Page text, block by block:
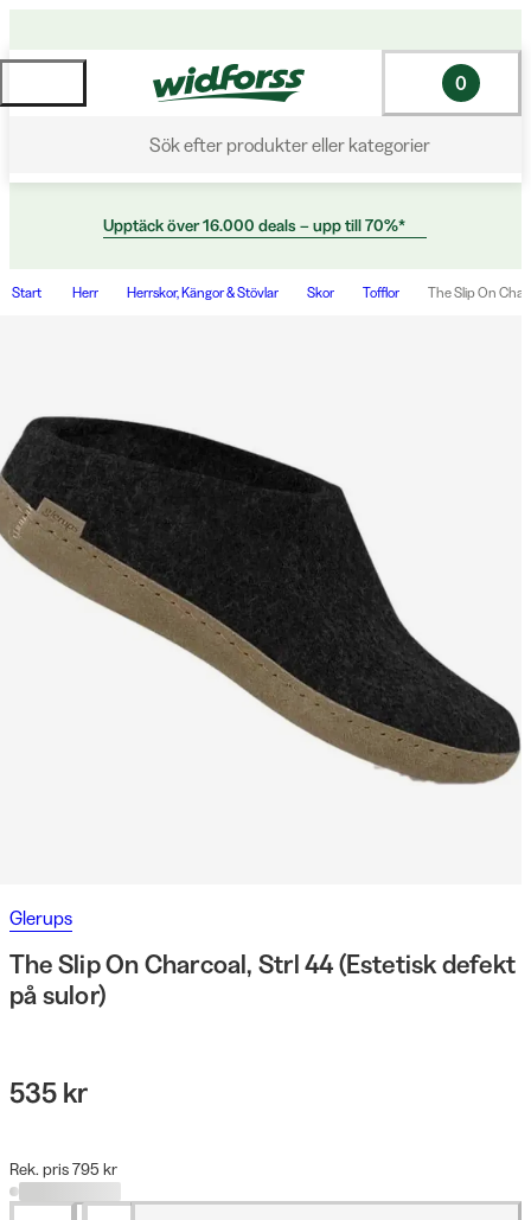
Sök efter produkter eller kategorier
0
Upptäck över 16.000 deals – upp till 70%*
Start Herr Herrskor, Kängor & Stövlar Skor Tofflor The Slip On
Glerups
The Slip On Charcoal, Strl 44 (Estetisk defekt
på sulor)
535 kr
Rek. pris 795 kr